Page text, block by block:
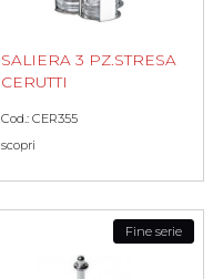
SALIERA 3 PZ.STRESA
CERUTTI
Cod.: CER355
scopri
Fine serie